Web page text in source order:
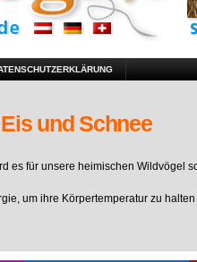
und Schnee
es für unsere heimischen Wildvögel
um ihre Körpertemperatur zu